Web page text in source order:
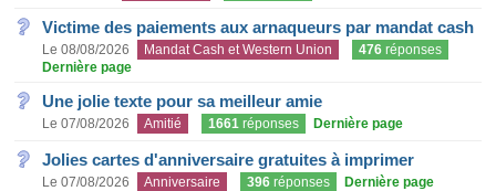
Victime des paiements aux arnaqueurs par mandat cash
Le 08/08/2026 Mandat Cash et Western Union 476 réponses
Dernière page
Une jolie texte pour sa meilleur amie
Le 07/08/2026 Amitié 1661 réponses Dernière page
Jolies cartes d'anniversaire gratuites à imprimer
Le 07/08/2026 Anniversaire 396 réponses Dernière page